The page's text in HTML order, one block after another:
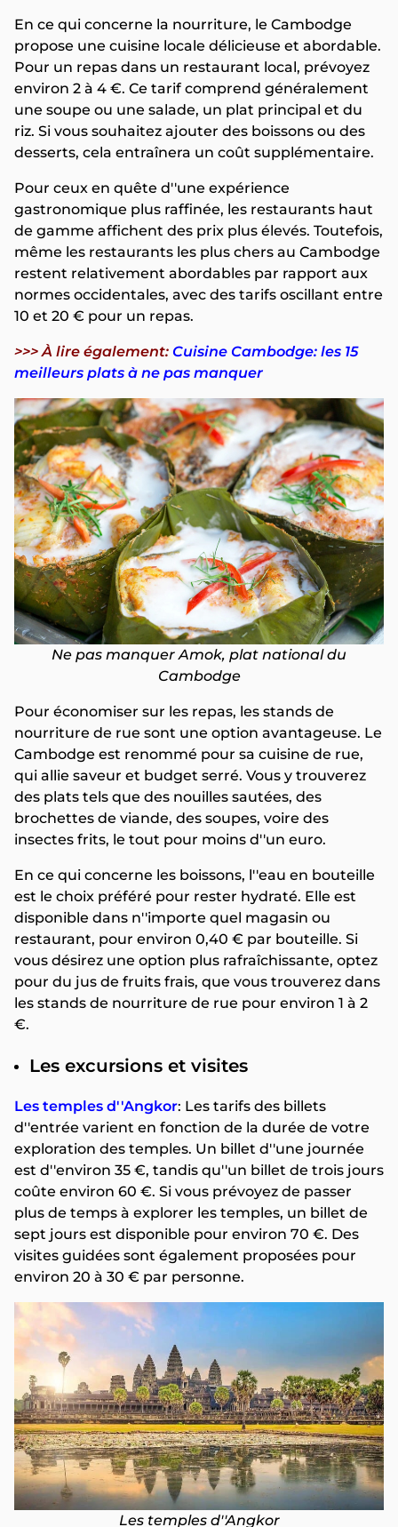
En ce qui concerne la nourriture, le Cambodge
propose une cuisine locale délicieuse et abordable.
Pour un repas dans un restaurant local, prévoyez
environ 2 à 4 €. Ce tarif comprend généralement
une soupe ou une salade, un plat principal et du
riz. Si vous souhaitez ajouter des boissons ou des
desserts, cela entraînera un coût supplémentaire.
Pour ceux en quête d''une expérience
gastronomique plus raffinée, les restaurants haut
de gamme affichent des prix plus élevés. Toutefois,
même les restaurants les plus chers au Cambodge
restent relativement abordables par rapport aux
normes occidentales, avec des tarifs oscillant entre
10 et 20 € pour un repas.
>>> À lire également: Cuisine Cambodge: les 15
meilleurs plats à ne pas manquer
Ne pas manquer Amok, plat national du
Cambodge
Pour économiser sur les repas, les stands de
nourriture de rue sont une option avantageuse. Le
Cambodge est renommé pour sa cuisine de rue,
qui allie saveur et budget serré. Vous y trouverez
des plats tels que des nouilles sautées, des
brochettes de viande, des soupes, voire des
insectes frits, le tout pour moins d''un euro.
En ce qui concerne les boissons, l''eau en bouteille
est le choix préféré pour rester hydraté. Elle est
disponible dans n''importe quel magasin ou
restaurant, pour environ 0,40 € par bouteille. Si
vous désirez une option plus rafraîchissante, optez
pour du jus de fruits frais, que vous trouverez dans
les stands de nourriture de rue pour environ 1 à 2
€.
Les excursions et visites
Les temples d''Angkor: Les tarifs des billets
d''entrée varient en fonction de la durée de votre
exploration des temples. Un billet d''une journée
est d''environ 35 €, tandis qu''un billet de trois jours
coûte environ 60 €. Si vous prévoyez de passer
plus de temps à explorer les temples, un billet de
sept jours est disponible pour environ 70 €. Des
visites guidées sont également proposées pour
environ 20 à 30 € par personne.
Les temples d''Angkor